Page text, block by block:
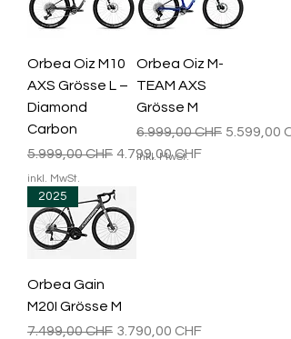
Orbea Oiz M10
AXS Grösse L –
Diamond
Carbon
Standardpreis
5.999,00 CHF Sale-Preis
4.799,00 CHF
inkl. MwSt.
Orbea Oiz M-
TEAM AXS
Grösse M
Standardpreis
6.999,00 CHF Sale-Preis
5.599,00
inkl. MwSt.
2025
Orbea Gain
M20I Grösse M
Standardpreis
7.499,00 CHF Sale-Preis
3.790,00 CHF